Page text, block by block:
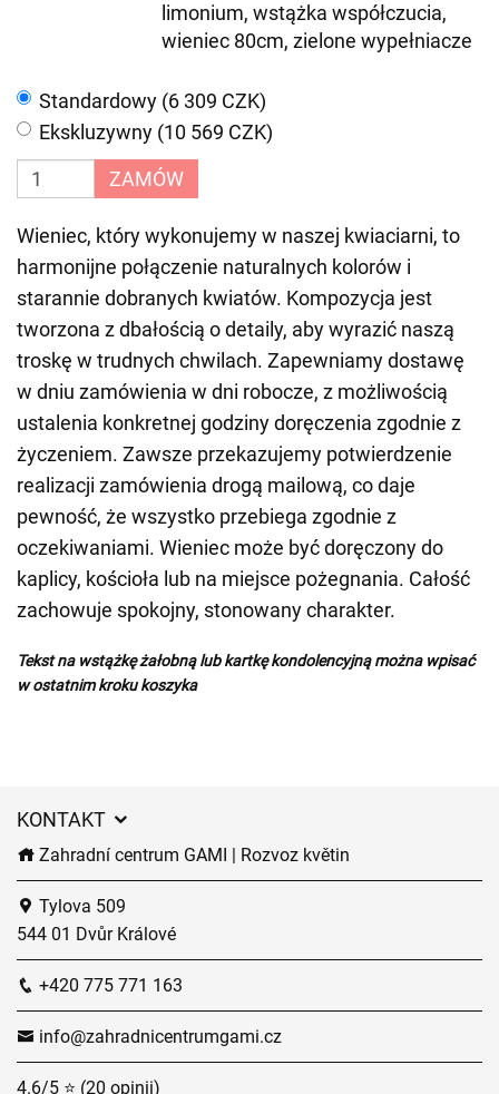
limonium, wstążka współczucia,
wieniec 80cm, zielone wypełniacze
Standardowy (6 309 CZK)
Ekskluzywny (10 569 CZK)
ZAMÓW
Wieniec, który wykonujemy w naszej kwiaciarni, to
harmonijne połączenie naturalnych kolorów i
starannie dobranych kwiatów. Kompozycja jest
tworzona z dbałością o detaily, aby wyrazić naszą
troskę w trudnych chwilach. Zapewniamy dostawę
w dniu zamówienia w dni robocze, z możliwością
ustalenia konkretnej godziny doręczenia zgodnie z
życzeniem. Zawsze przekazujemy potwierdzenie
realizacji zamówienia drogą mailową, co daje
pewność, że wszystko przebiega zgodnie z
oczekiwaniami. Wieniec może być doręczony do
kaplicy, kościoła lub na miejsce pożegnania. Całość
zachowuje spokojny, stonowany charakter.
Tekst na wstążkę żałobną lub kartkę kondolencyjną można wpisać
w ostatnim kroku koszyka
KONTAKT
Zahradní centrum GAMI | Rozvoz květin
Tylova 509
544 01 Dvůr Králové
+420 775 771 163
info@zahradnicentrumgami.cz
4.6/5 ⭐ (20 opinii)